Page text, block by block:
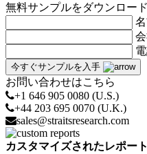
無料サンプルをダウンロード
今すぐサンプルを入手
お問い合わせはこちら
+1 646 905 0080 (U.S.)
+44 203 695 0070 (U.K.)
sales@straitsresearch.com
カスタマイズされたレポー